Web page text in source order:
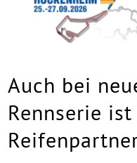
Auch bei
Rennserie